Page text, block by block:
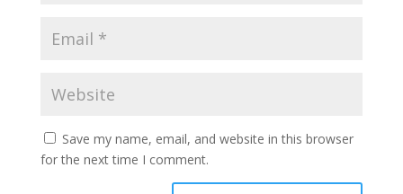
Save my name, email, and website in this browser
for the next time I comment.